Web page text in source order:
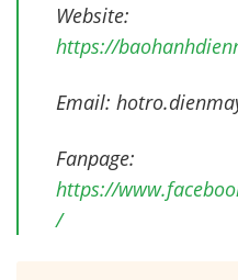
Website:
https://
Email:
Fanpage:
https://
/